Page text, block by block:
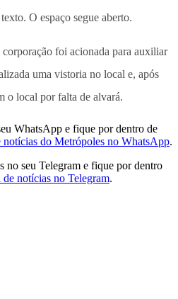
O espaço segue aberto.
foi acionada para auxiliar
uma vistoria no local e, após
o local por falta de alvará.
WhatsApp e fique por dentro de
notícias do Metrópoles no WhatsApp.
no seu Telegram e fique por dentro
de notícias no Telegram.